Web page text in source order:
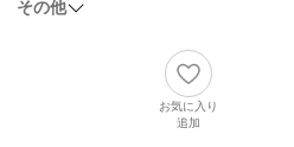
その他
お気に入り
追加